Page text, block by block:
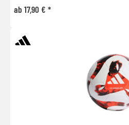
ab 17,90 € *